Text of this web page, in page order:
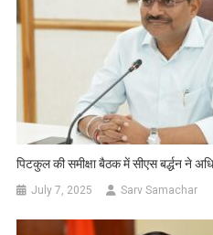
पिटकुल की समीक्षा बैठक में सीएस बर्द्धन ने
July 7, 2025 Sarv Samachar